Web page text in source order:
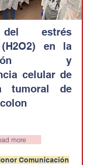
estrés
en la
y
celular de
tumoral de
more
Comunicación